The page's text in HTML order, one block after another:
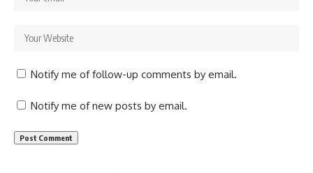
Notify me of follow-up comments by email.
Notify me of new posts by email.